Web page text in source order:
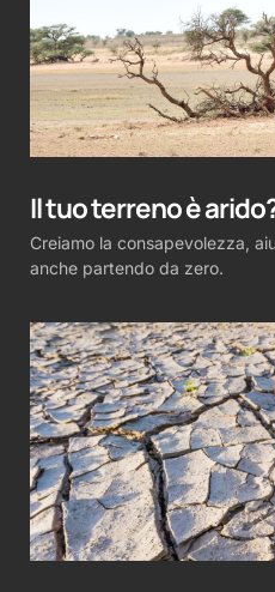
Il tuo terreno è
Creiamo la consapevolezza,
anche partendo da zero.